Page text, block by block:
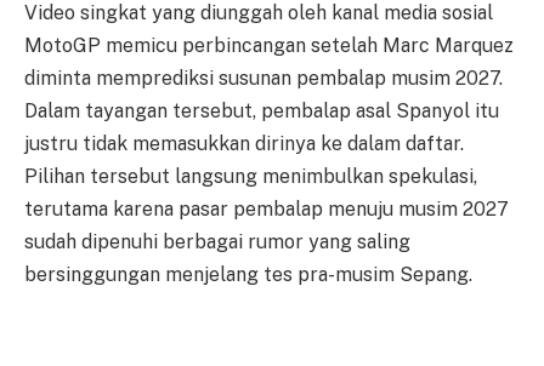
Video singkat yang diunggah oleh kanal media sosial
MotoGP memicu perbincangan setelah Marc Marquez
diminta memprediksi susunan pembalap musim 2027.
Dalam tayangan tersebut, pembalap asal Spanyol itu
justru tidak memasukkan dirinya ke dalam daftar.
Pilihan tersebut langsung menimbulkan spekulasi,
terutama karena pasar pembalap menuju musim 2027
sudah dipenuhi berbagai rumor yang saling
bersinggungan menjelang tes pra-musim Sepang.